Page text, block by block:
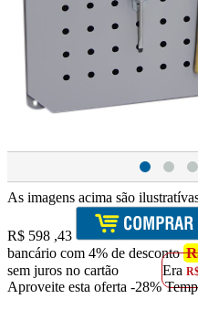
As imagens acima são
R$ 598 ,43
bancário com 4% de desconto
sem juros no cartão
Era
Aproveite esta oferta -28%